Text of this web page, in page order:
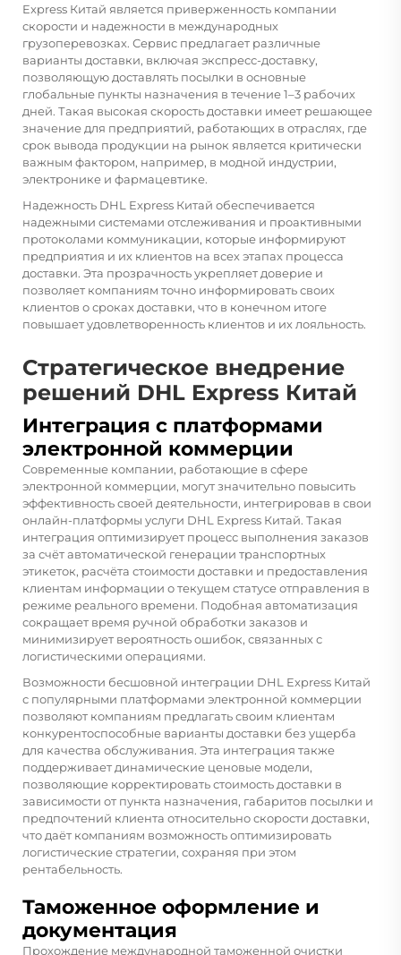
Express Китай является приверженность компании
скорости и надежности в международных
грузоперевозках. Сервис предлагает различные
варианты доставки, включая экспресс-доставку,
позволяющую доставлять посылки в основные
глобальные пункты назначения в течение 1–3 рабочих
дней. Такая высокая скорость доставки имеет решающее
значение для предприятий, работающих в отраслях, где
срок вывода продукции на рынок является критически
важным фактором, например, в модной индустрии,
электронике и фармацевтике.
Надежность DHL Express Китай обеспечивается
надежными системами отслеживания и проактивными
протоколами коммуникации, которые информируют
предприятия и их клиентов на всех этапах процесса
доставки. Эта прозрачность укрепляет доверие и
позволяет компаниям точно информировать своих
клиентов о сроках доставки, что в конечном итоге
повышает удовлетворенность клиентов и их лояльность.
Стратегическое внедрение
решений DHL Express Китай
Интеграция с платформами
электронной коммерции
Современные компании, работающие в сфере
электронной коммерции, могут значительно повысить
эффективность своей деятельности, интегрировав в свои
онлайн-платформы услуги DHL Express Китай. Такая
интеграция оптимизирует процесс выполнения заказов
за счёт автоматической генерации транспортных
этикеток, расчёта стоимости доставки и предоставления
клиентам информации о текущем статусе отправления в
режиме реального времени. Подобная автоматизация
сокращает время ручной обработки заказов и
минимизирует вероятность ошибок, связанных с
логистическими операциями.
Возможности бесшовной интеграции DHL Express Китай
с популярными платформами электронной коммерции
позволяют компаниям предлагать своим клиентам
конкурентоспособные варианты доставки без ущерба
для качества обслуживания. Эта интеграция также
поддерживает динамические ценовые модели,
позволяющие корректировать стоимость доставки в
зависимости от пункта назначения, габаритов посылки и
предпочтений клиента относительно скорости доставки,
что даёт компаниям возможность оптимизировать
логистические стратегии, сохраняя при этом
рентабельность.
Таможенное оформление и
документация
Прохождение международной таможенной очистки